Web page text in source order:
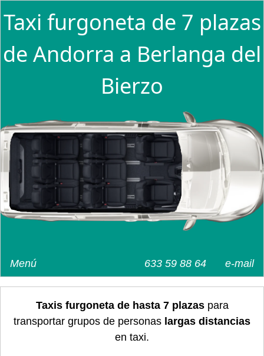
Taxi furgoneta de 7 plazas
de Andorra a Berlanga del
Bierzo
e-mail
633 59 88 64
Menú
Taxis furgoneta de hasta 7 plazaspara
transportar grupos de personas largas distancias
en taxi.